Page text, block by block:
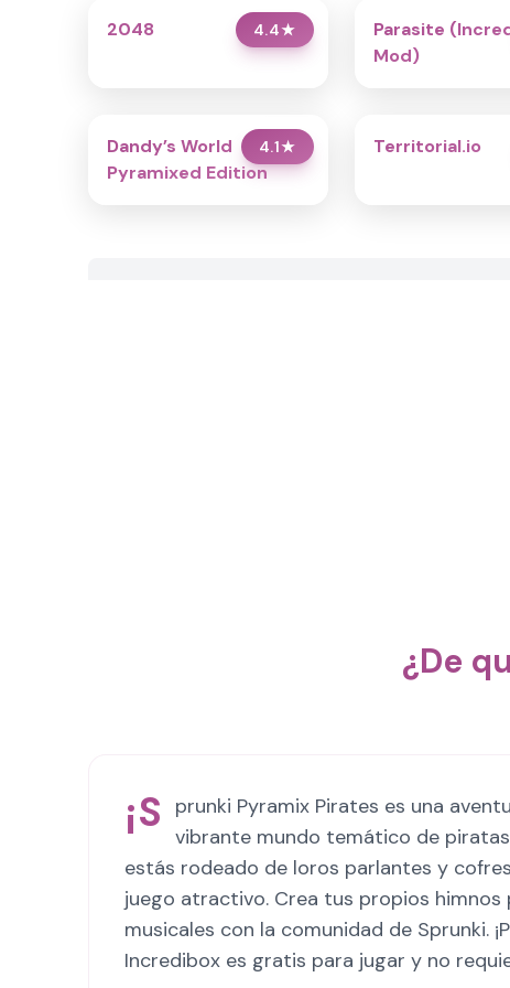
4.4★
2048
Parasite
Mod)
4.1★
Dandy’s World
Pyramixed Edition
Territorial.io
¿De
¡S
prunki Pyramix Pirates es una
vibrante mundo temático de
estás rodeado de loros parlantes y
juego atractivo. Crea tus propios
musicales con la comunidad de Sprunki.
Incredibox es gratis para jugar y no